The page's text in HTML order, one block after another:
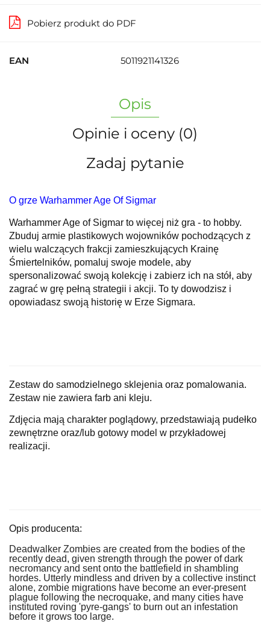
Pobierz produkt do PDF
EAN 5011921141326
Opis
Opinie i oceny (0)
Zadaj pytanie
O grze Warhammer Age Of Sigmar
Warhammer Age of Sigmar to więcej niż gra - to hobby.
Zbuduj armie plastikowych wojowników pochodzących z
wielu walczących frakcji zamieszkujących Krainę
Śmiertelników, pomaluj swoje modele, aby
spersonalizować swoją kolekcję i zabierz ich na stół, aby
zagrać w grę pełną strategii i akcji. To ty dowodzisz i
opowiadasz swoją historię w Erze Sigmara.
Zestaw do samodzielnego sklejenia oraz pomalowania.
Zestaw nie zawiera farb ani kleju.
Zdjęcia mają charakter poglądowy, przedstawiają pudełko
zewnętrzne oraz/lub gotowy model w przykładowej
realizacji.
Opis producenta:
Deadwalker Zombies are created from the bodies of the
recently dead, given strength through the power of dark
necromancy and sent onto the battlefield in shambling
hordes. Utterly mindless and driven by a collective instinct
alone, zombie migrations have become an ever-present
plague following the necroquake, and many cities have
instituted roving 'pyre-gangs' to burn out an infestation
before it grows too large.